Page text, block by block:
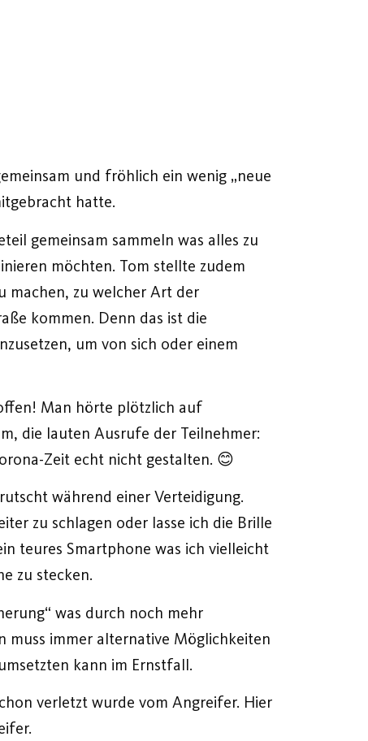
und fröhlich ein wenig „neue
hatte.
gemeinsam sammeln was alles zu
möchten. Tom stellte zudem
machen, zu welcher Art der
kommen. Denn das ist die
um von sich oder einem
Man hörte plötzlich auf
die lauten Ausrufe der Teilnehmer:
Zeit echt nicht gestalten. 😊
während einer Verteidigung.
zu schlagen oder lasse ich die Brille
teures Smartphone was ich vielleicht
zu stecken.
was durch noch mehr
muss immer alternative Möglichkeiten
kann im Ernstfall.
verletzt wurde vom Angreifer. Hier